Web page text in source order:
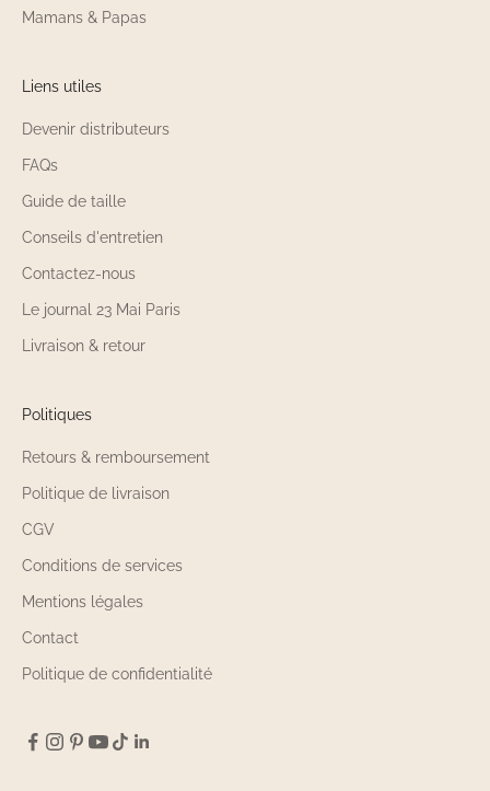
Mamans & Papas
Liens utiles
Devenir distributeurs
FAQs
Guide de taille
Conseils d'entretien
Contactez-nous
Le journal 23 Mai Paris
Livraison & retour
Politiques
Retours & remboursement
Politique de livraison
CGV
Conditions de services
Mentions légales
Contact
Politique de confidentialité